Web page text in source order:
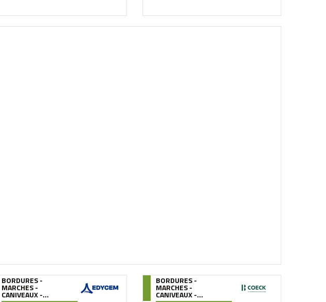
BORDURES -
MARCHES -
CANIVEAUX -...
BORDURES -
MARCHES -
CANIVEAUX -...